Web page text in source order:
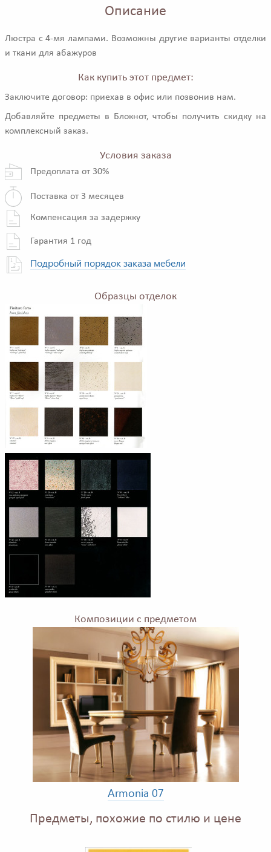
Описание
Люстра с 4-мя лампами. Возможны другие варианты отделки
и ткани для абажуров
Как купить этот предмет:
Заключите договор: приехав в офис или позвонив нам.
Добавляйте предметы в Блокнот, чтобы получить скидку на
комплексный заказ.
Условия заказа
Предоплата от 30%
Поставка от 3 месяцев
Компенсация за задержку
Гарантия 1 год
Подробный порядок заказа мебели
Образцы отделок
Композиции с предметом
Armonia 07
Предметы, похожие по стилю и цене